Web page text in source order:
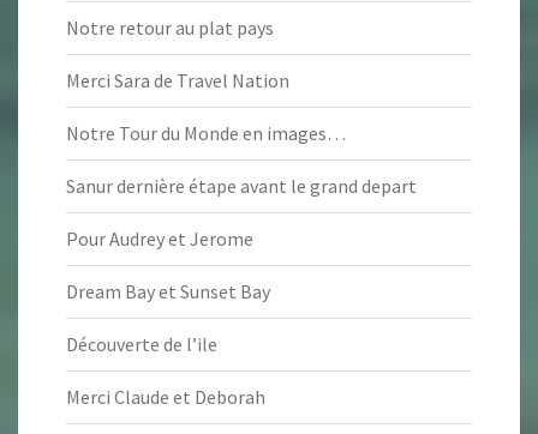
Notre retour au plat pays
Merci Sara de Travel Nation
Notre Tour du Monde en images…
Sanur dernière étape avant le grand depart
Pour Audrey et Jerome
Dream Bay et Sunset Bay
Découverte de l’ile
Merci Claude et Deborah